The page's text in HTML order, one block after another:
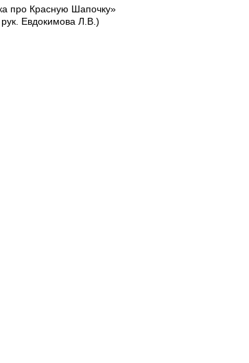
про Красную Шапочку»
Евдокимова Л.В.)